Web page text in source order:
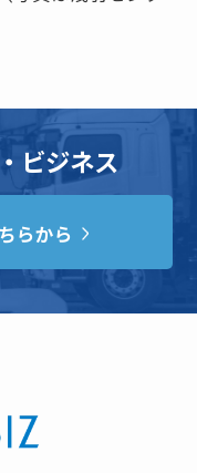
ビジネス
らから